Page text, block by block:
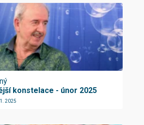
konstelace - únor 2025
2025